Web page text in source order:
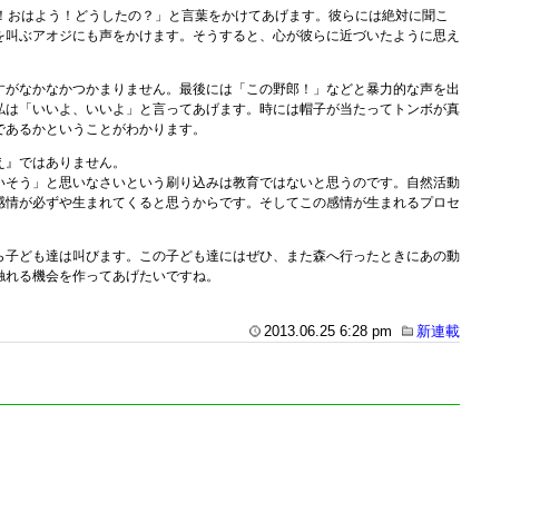
はよう！どうしたの？」と言葉をかけてあげます。彼らには絶対に聞こ
ぶアオジにも声をかけます。そうすると、心が彼らに近づいたように思え
なかなかつかまりません。最後には「この野郎！」などと暴力的な声を出
「いいよ、いいよ」と言ってあげます。時には帽子が当たってトンボが真
るかということがわかります。
ではありません。
う」と思いなさいという刷り込みは教育ではないと思うのです。自然活動
が必ずや生まれてくると思うからです。そしてこの感情が生まれるプロセ
ども達は叫びます。この子ども達にはぜひ、また森へ行ったときにあの動
る機会を作ってあげたいですね。
2013.06.25 6:28 pm 新連載